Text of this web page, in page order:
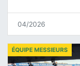
04/2026
ÉQUIPE MESSIEURS